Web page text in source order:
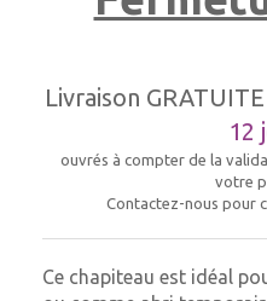
Livraison
12
ouvrés à compter de la
votre
Contactez-nous pour
Ce chapiteau est idéal